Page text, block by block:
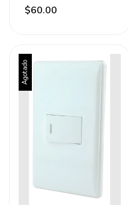
Color Blanco Sanelec 15
A 127v
$60.00
Agotado